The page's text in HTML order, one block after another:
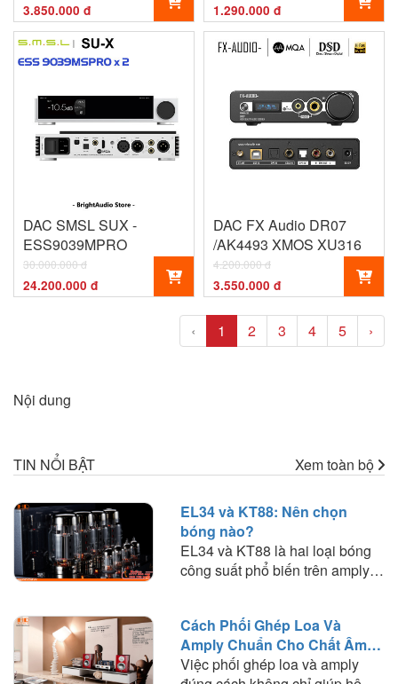
3.850.000 đ 1.290.000 đ
DAC SMSL SUX -
ESS9039MPRO
30.000.000 đ
24.200.000 đ
DAC FX Audio DR07
/AK4493 XMOS XU316
4.200.000 đ
3.550.000 đ
‹ 1 2 3 4 5 ›
Nội dung
TIN NỔI BẬT Xem toàn bộ
EL34 và KT88: Nên chọn
bóng nào?
EL34 và KT88 là hai loại bóng
công suất phổ biến trên amply
phối ghép và lựa chọn loại bóng
phù hợp với nhu cầu nghe
nhạc.
Cách Phối Ghép Loa Và
Amply Chuẩn Cho Chất Âm
Hay
Việc phối ghép loa và amply